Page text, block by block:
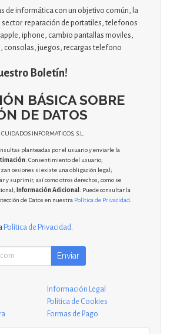
de informática con un objetivo común, la
reparación de portatiles, telefonos
iphone, cambio pantallas moviles,
consolas, juegos, recargas telefono
Boletín!
BÁSICA SOBRE
DE DATOS
INFORMATICOS, S.L.
planteadas por el usuario y enviarle la
: Consentimiento del usuario;
cesiones si existe una obligación legal;
y suprimir, así como otros derechos, como se
Información Adicional : Puede consultar la
de Datos en nuestra Política de Privacidad
Política de Privacidad
Enviar
Información Legal
Política de Cookies
Formas de Pago